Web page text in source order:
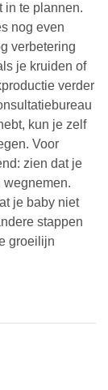
in te plannen.
nog even
verbetering
je kruiden of
verder
kun je zelf
Voor
zien dat je
wegnemen.
je baby niet
stappen
groeilijn